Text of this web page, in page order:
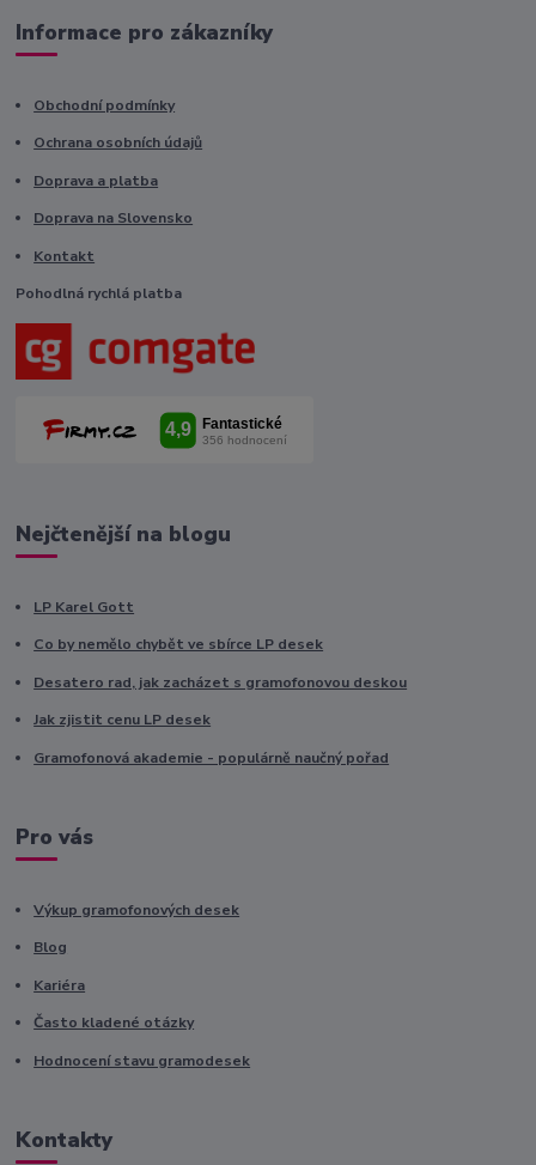
Informace pro zákazníky
Obchodní podmínky
Ochrana osobních údajů
Doprava a platba
Doprava na Slovensko
Kontakt
Pohodlná rychlá platba
Nejčtenější na blogu
LP Karel Gott
Co by nemělo chybět ve sbírce LP desek
Desatero rad, jak zacházet s gramofonovou deskou
Jak zjistit cenu LP desek
Gramofonová akademie - populárně naučný pořad
Pro vás
Výkup gramofonových desek
Blog
Kariéra
Často kladené otázky
Hodnocení stavu gramodesek
Kontakty